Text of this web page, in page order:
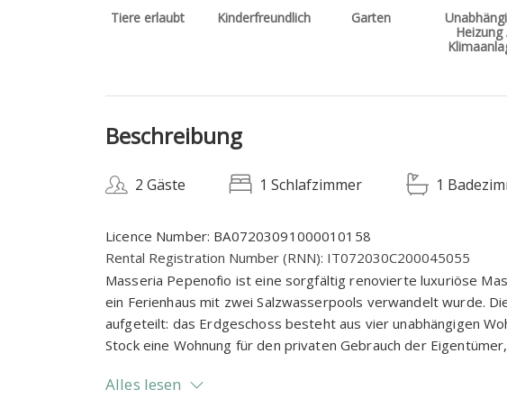
Tiere erlaubt Kinderfreundlich Garten
Heizung
Beschreibung
2 Gäste 1 Schlafzimmer 1
Licence Number: BA07203091000010158
Rental Registration Number (RNN): IT072030C200045055
Masseria Pepenofio ist eine sorgfältig renovierte luxuriöse
ein Ferienhaus mit zwei Salzwasserpools verwandelt wurde.
aufgeteilt: das Erdgeschoss besteht aus vier unabhängigen
Stock eine Wohnung für den privaten Gebrauch der
Einheit hat eine Küche und ein geräumiges und komfortables
Alles lesen